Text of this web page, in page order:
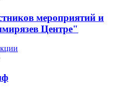
мероприятий и
Центре"